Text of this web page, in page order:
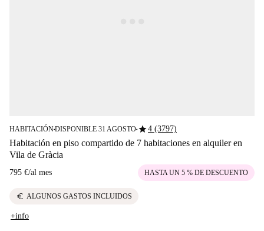
HABITACIÓN■DISPONIBLE 31 AGOSTO■star4 (3797)
Habitación en piso compartido de 7 habitaciones en alquiler en
Vila de Gràcia
795 €/al mes HASTA UN 5 % DE DESCUENTO
euro ALGUNOS GASTOS INCLUIDOS
+info